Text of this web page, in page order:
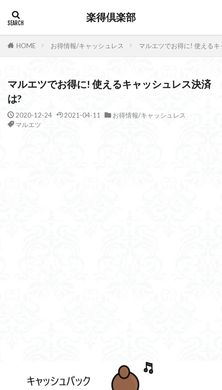
楽得倶楽部
HOME お得情報/キャッシュレス マルエツでお得に! 使える
マルエツでお得に! 使えるキャッシュレス決済
は?
2020-12-24 2021-04-11
お得情報/キャッシュレス
マルエツ